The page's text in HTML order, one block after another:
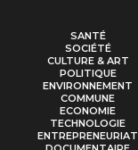
SANTÉ
SOCIÉTÉ
CULTURE & ART
POLITIQUE
ENVIRONNEMENT
COMMUNE
ECONOMIE
TECHNOLOGIE
ENTREPRENEURIAT